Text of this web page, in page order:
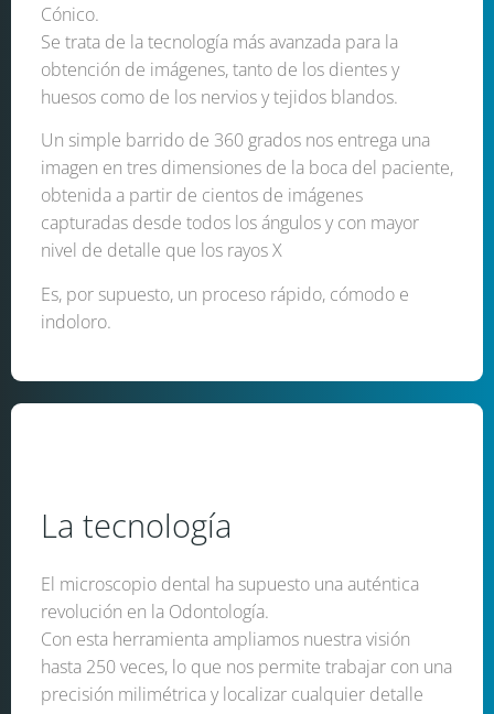
Cónico.
Se trata de la tecnología más avanzada para la
obtención de imágenes, tanto de los dientes y
huesos como de los nervios y tejidos blandos.
Un simple barrido de 360 grados nos entrega una
imagen en tres dimensiones de la boca del paciente,
obtenida a partir de cientos de imágenes
capturadas desde todos los ángulos y con mayor
nivel de detalle que los rayos X
Es, por supuesto, un proceso rápido, cómodo e
indoloro.
La tecnología
El microscopio dental ha supuesto una auténtica
revolución en la Odontología.
Con esta herramienta ampliamos nuestra visión
hasta 250 veces, lo que nos permite trabajar con una
precisión milimétrica y localizar cualquier detalle